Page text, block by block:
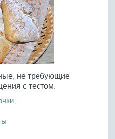
не требующие
с тестом.